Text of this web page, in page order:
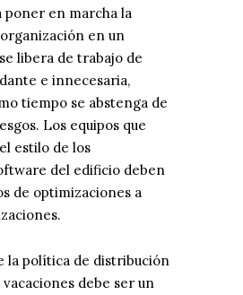
poner en marcha la
en un
libera de trabajo de
e innecesaria,
tiempo se abstenga de
Los equipos que
estilo de los
del edificio deben
de optimizaciones a
la política de distribución
debe ser un